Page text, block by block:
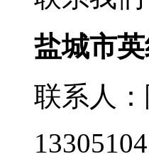
盐城市
联系人